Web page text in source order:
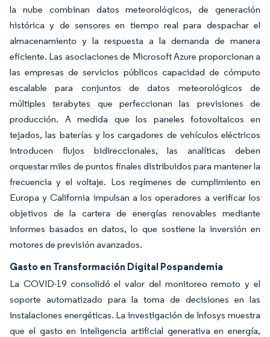
la nube combinan datos meteorológicos, de generación
histórica y de sensores en tiempo real para despachar el
almacenamiento y la respuesta a la demanda de manera
eficiente. Las asociaciones de Microsoft Azure proporcionan a
las empresas de servicios públicos capacidad de cómputo
escalable para conjuntos de datos meteorológicos de
múltiples terabytes que perfeccionan las previsiones de
producción. A medida que los paneles fotovoltaicos en
tejados, las baterías y los cargadores de vehículos eléctricos
introducen flujos bidireccionales, las analíticas deben
orquestar miles de puntos finales distribuidos para mantener la
frecuencia y el voltaje. Los regímenes de cumplimiento en
Europa y California impulsan a los operadores a verificar los
objetivos de la cartera de energías renovables mediante
informes basados en datos, lo que sostiene la inversión en
motores de previsión avanzados.
Gasto en Transformación Digital Pospandemia
La COVID-19 consolidó el valor del monitoreo remoto y el
soporte automatizado para la toma de decisiones en las
instalaciones energéticas. La investigación de Infosys muestra
que el gasto en inteligencia artificial generativa en energía,